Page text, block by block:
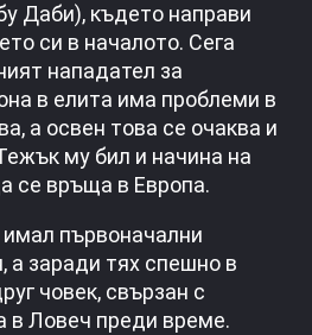
Даби), където направи
си в началото. Сега
нападател за
в елита има проблеми в
а освен това се очаква и
му бил и начина на
се връща в Европа.
първоначални
а заради тях спешно в
човек, свързан с
в Ловеч преди време.